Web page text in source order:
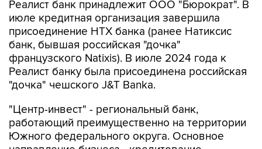
присоединение НТХ банка (ранее Натиксис
банк, бывшая российская "дочка"
французского Natixis). В июле 2024 года к
Реалист банку была присоединена российская
"дочка" чешского J&T Banka.
"Центр-инвест" - региональный банк,
Южного федерального округа. Основное
направление бизнеса - кредитование
населения и компаний малого и среднего